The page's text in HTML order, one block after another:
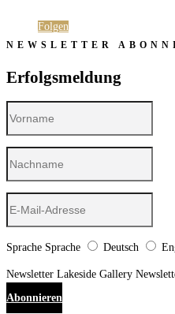
Folgen
NEWSLETTER
Erfolgsmeldung
Sprache Sprache Deutsch
Newsletter Lakeside Gallery
Abonnieren